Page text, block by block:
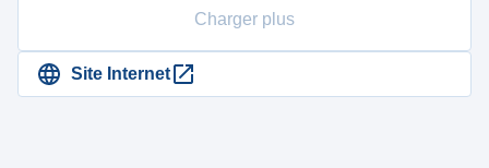
Charger plus
Site Internet